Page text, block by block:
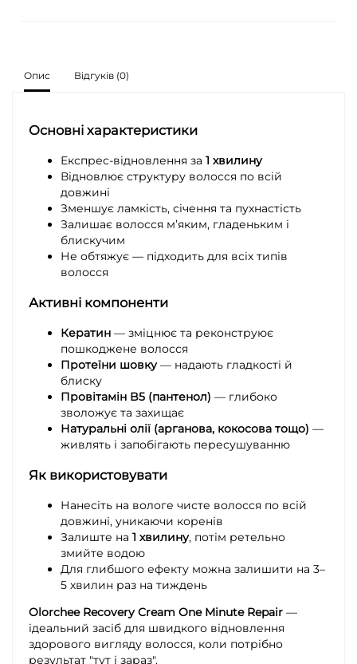
Опис Відгуків (0)
Основні характеристики
Експрес-відновлення за 1 хвилину
Відновлює структуру волосся по всій
довжині
Зменшує ламкість, січення та пухнастість
Залишає волосся м’яким, гладеньким і
блискучим
Не обтяжує — підходить для всіх типів
волосся
Активні компоненти
Кератин — зміцнює та реконструює
пошкоджене волосся
Протеїни шовку— надають гладкості й
блиску
Провітамін B5 (пантенол) — глибоко
зволожує та захищає
Натуральні олії (арганова, кокосова тощо) —
живлять і запобігають пересушуванню
Як використовувати
Нанесіть на вологе чисте волосся по всій
довжині, уникаючи коренів
Залиште на 1 хвилину, потім ретельно
змийте водою
Для глибшого ефекту можна залишити на 3–
5 хвилин раз на тиждень
Olorchee Recovery Cream One Minute Repair —
ідеальний засіб для швидкого відновлення
здорового вигляду волосся, коли потрібно
результат "тут і зараз".